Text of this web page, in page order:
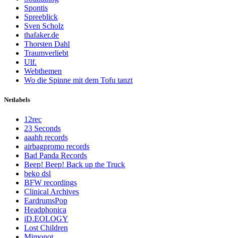
Spontis
Spreeblick
Sven Scholz
thafaker.de
Thorsten Dahl
Traumverliebt
Ulf.
Webthemen
Wo die Spinne mit dem Tofu tanzt
Netlabels
12rec
23 Seconds
aaahh records
airbagpromo records
Bad Panda Records
Beep! Beep! Back up the Truck
beko dsl
BFW recordings
Clinical Archives
EardrumsPop
Headphonica
iD.EOLOGY
Lost Children